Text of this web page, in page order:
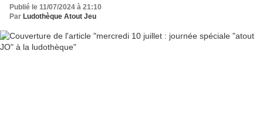
Publié le 11/07/2024 à 21:10
Par Ludothèque Atout Jeu